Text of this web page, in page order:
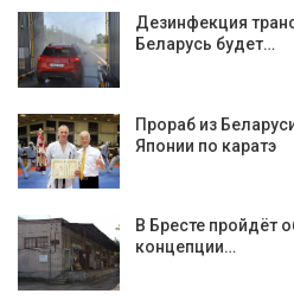
Дезинфекция
Беларусь будет…
Прораб из
Японии по каратэ
В Бресте пройдёт
концепции…